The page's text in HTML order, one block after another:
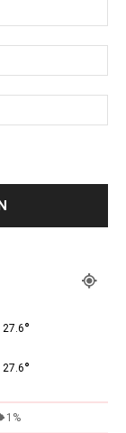
27.6°
27.6°
1%